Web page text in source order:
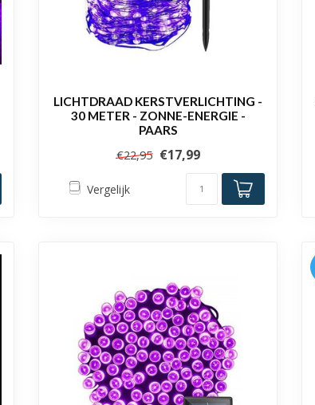
LICHTDRAAD KERSTVERLICHTING -
30 METER - ZONNE-ENERGIE -
PAARS
€22,95 €17,99
Vergelijk